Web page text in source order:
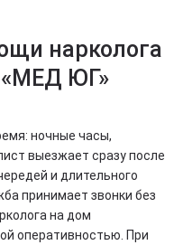
нарколога
«МЕД ЮГ»
ночные часы,
выезжает сразу после
и длительного
принимает звонки без
на дом
оперативностью. При